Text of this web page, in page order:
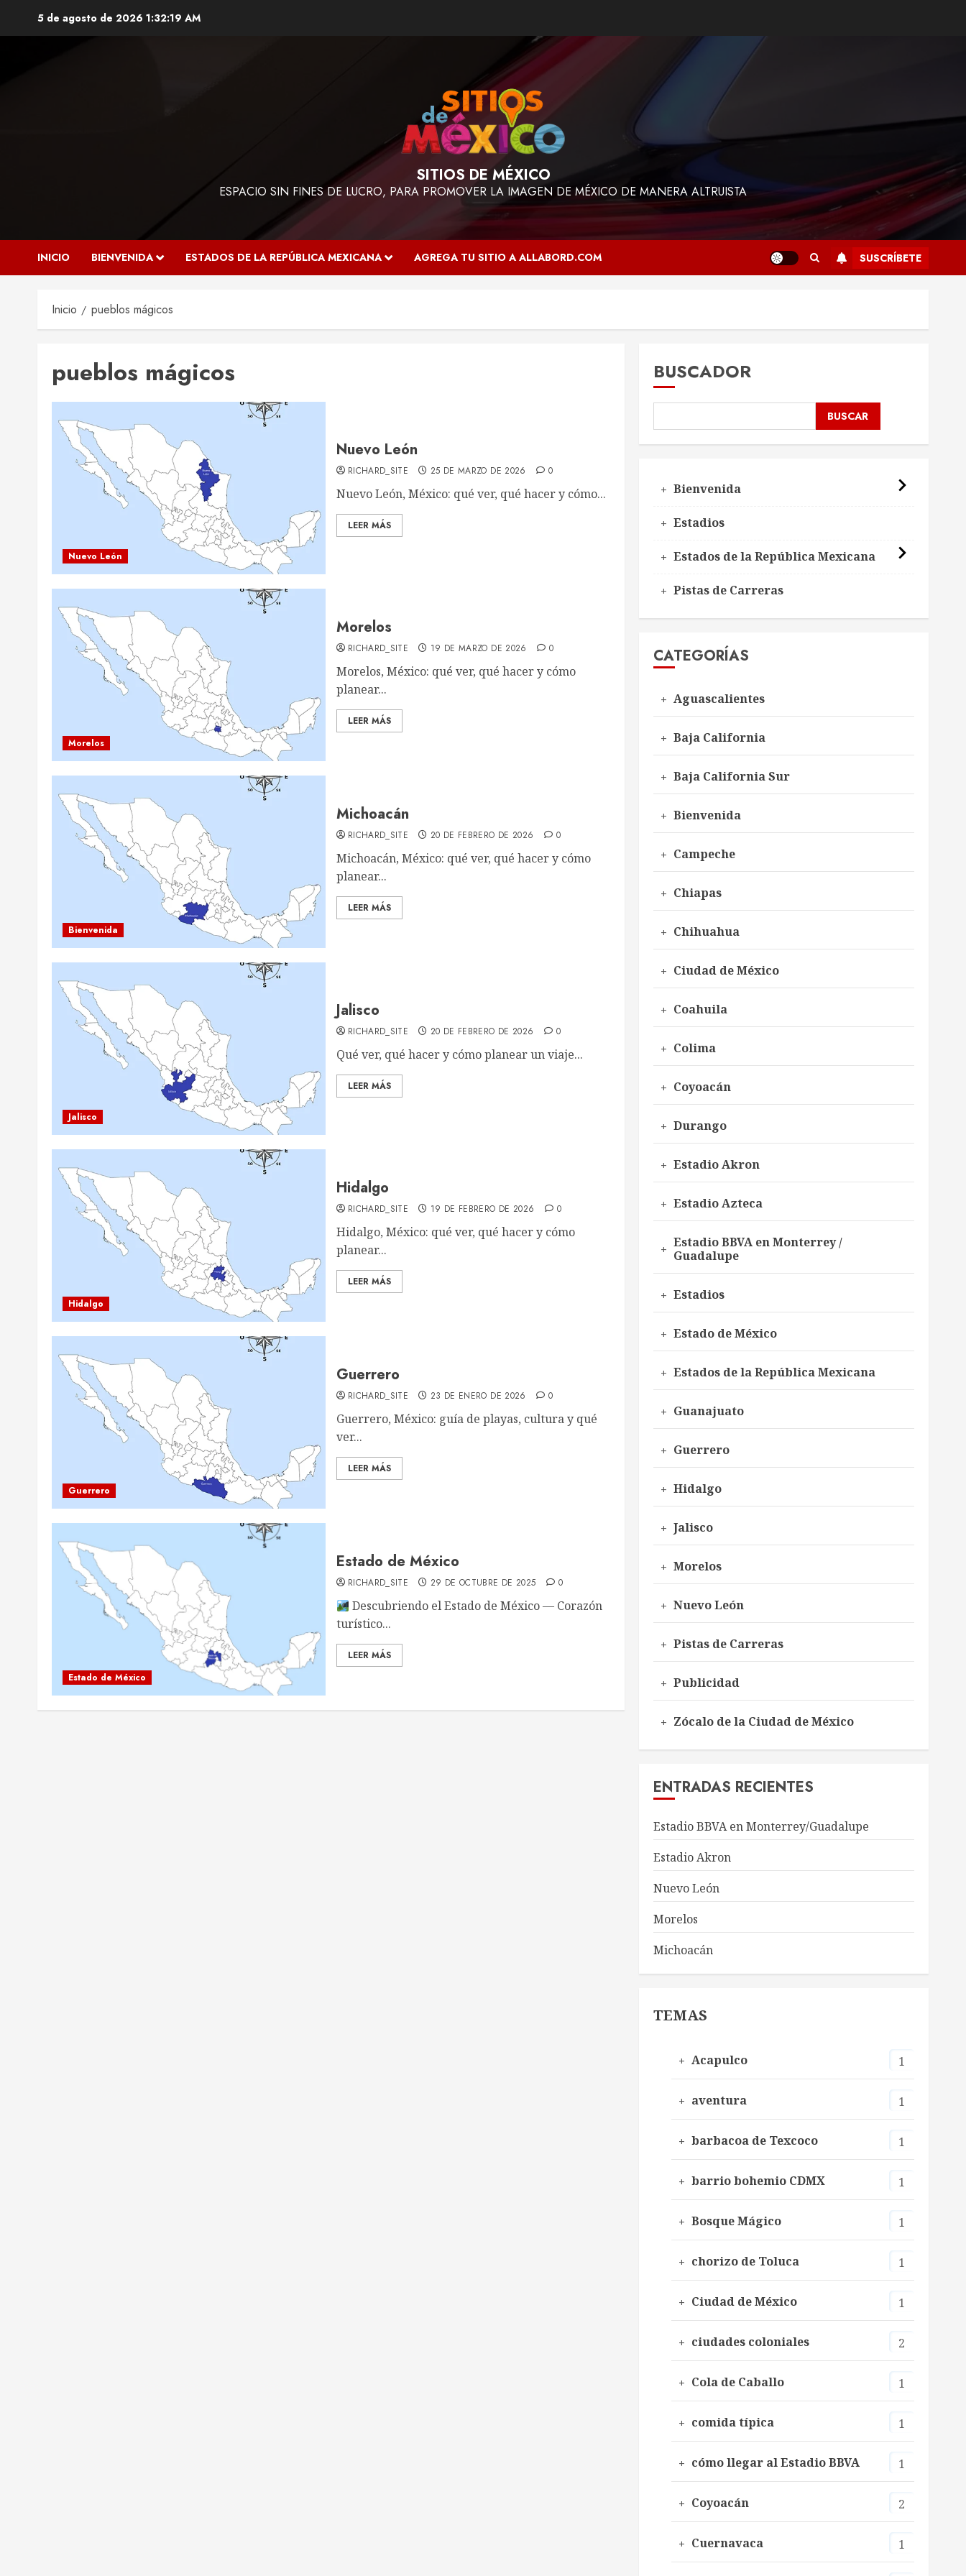
5 de agosto de 2026 1:32:20 AM
SITIOS DE MÉXICO
ESPACIO SIN FINES DE LUCRO, PARA PROMOVER LA IMAGEN DE MÉXICO DE MANERA ALTRUISTA
INICIO BIENVENIDA ESTADOS DE LA REPÚBLICA MEXICANA AGREGA TU SITIO A ALLABORD.COM SUSCRÍBETE
Inicio pueblos mágicos
pueblos mágicos
Nuevo León
Nuevo León
RICHARD_SITE 25 DE MARZO DE 2026 0
Nuevo León, México: qué ver, qué hacer y cómo...
LEER MÁS
Morelos
Morelos
RICHARD_SITE 19 DE MARZO DE 2026 0
Morelos, México: qué ver, qué hacer y cómo
planear...
LEER MÁS
Bienvenida
Michoacán
RICHARD_SITE 20 DE FEBRERO DE 2026 0
Michoacán, México: qué ver, qué hacer y cómo
planear...
LEER MÁS
Jalisco
Jalisco
RICHARD_SITE 20 DE FEBRERO DE 2026 0
Qué ver, qué hacer y cómo planear un viaje...
LEER MÁS
Hidalgo
Hidalgo
RICHARD_SITE 19 DE FEBRERO DE 2026 0
Hidalgo, México: qué ver, qué hacer y cómo
planear...
LEER MÁS
Guerrero
Guerrero
RICHARD_SITE 23 DE ENERO DE 2026 0
Guerrero, México: guía de playas, cultura y qué
ver...
LEER MÁS
Estado de México
Estado de México
RICHARD_SITE 29 DE OCTUBRE DE 2025 0
Descubriendo el Estado de México — Corazón
turístico...
LEER MÁS
BUSCADOR
BUSCAR
Bienvenida
Estadios
Estados de la República Mexicana
Pistas de Carreras
CATEGORÍAS
Aguascalientes
Baja California
Baja California Sur
Bienvenida
Campeche
Chiapas
Chihuahua
Ciudad de México
Coahuila
Colima
Coyoacán
Durango
Estadio Akron
Estadio Azteca
Estadio BBVA en Monterrey /
Guadalupe
Estadios
Estado de México
Estados de la República Mexicana
Guanajuato
Guerrero
Hidalgo
Jalisco
Morelos
Nuevo León
Pistas de Carreras
Publicidad
Zócalo de la Ciudad de México
ENTRADAS RECIENTES
Estadio BBVA en Monterrey/Guadalupe
Estadio Akron
Nuevo León
Morelos
Michoacán
TEMAS
Acapulco 1
aventura 1
barbacoa de Texcoco 1
barrio bohemio CDMX 1
Bosque Mágico 1
chorizo de Toluca 1
Ciudad de México 1
ciudades coloniales 2
Cola de Caballo 1
comida típica 1
cómo llegar al Estadio BBVA 1
Coyoacán 2
Cuernavaca 1